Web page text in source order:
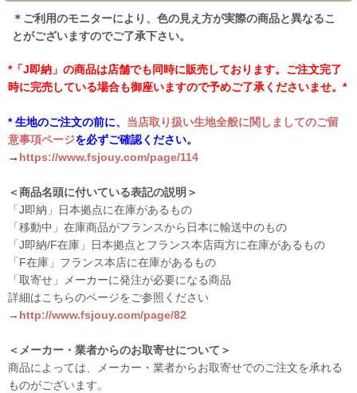
＊ご利用のモニターにより、色の見え方が実際の商品と異なるこ
とがございますのでご了承下さい。
*「J即納」の商品は店舗でも同時に販売しております。ご注文完了
時に完売している場合も御座いますので予めご了承くださいませ。*
* 生地のご注文の前に、 当店取り扱い生地全般に関しましてのご留
意事項ページを必ずご確認ください。
→ https://www.fsjouy.com/page/114
＜商品名頭に付いている表記の説明＞
「J即納」日本拠点に在庫があるもの
「移動中」在庫商品がフランスから日本に輸送中のもの
「J即納/F在庫」日本拠点とフランス本店両方に在庫があるもの
「F在庫」フランス本店に在庫があるもの
「取寄せ」メーカーに発注が必要になる商品
詳細はこちらのページをご参照ください
→ http://www.fsjouy.com/page/82
＜メーカー・業者からのお取寄せについて＞
商品によっては、メーカー・業者からお取寄せでのご注文を承れる
ものがございます。